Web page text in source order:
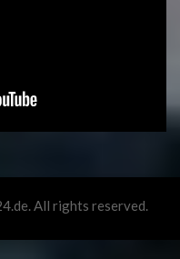
All rights reserved.